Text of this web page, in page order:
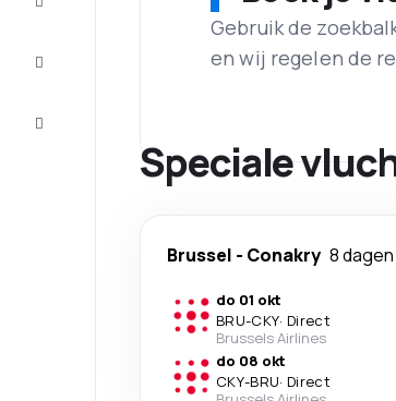
Gebruik de
en wij regelen de
Speciale
Brussel - Conakry 8 dagen
do 01 okt
BRU-CKY· Direct
Brussels Airlines
do 08 okt
CKY-BRU· Direct